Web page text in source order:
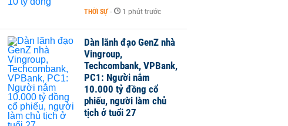
THỜI SỰ - 1 phút trước
Dàn lãnh đạo GenZ nhà
Vingroup,
Techcombank, VPBank,
PC1: Người nắm
10.000 tỷ đồng cổ
phiếu, người làm chủ
tịch ở tuổi 27